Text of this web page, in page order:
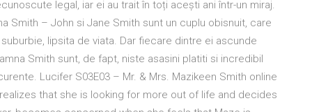
legal, iar ei au trait în toți acești ani într-un miraj.
Smith – John si Jane Smith sunt un cuplu obisnuit, care
lipsita de viata. Dar fiecare dintre ei ascunde
Smith sunt, de fapt, niste asasini platiti si incredibil
Lucifer S03E03 – Mr. & Mrs. Mazikeen Smith online
that she is looking for more out of life and decides